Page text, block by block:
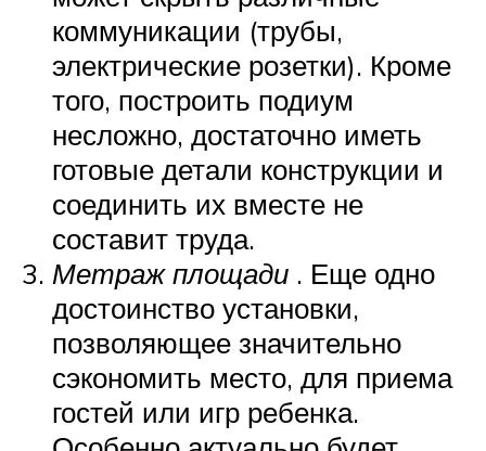
коммуникации (трубы,
электрические розетки). Кроме
того, построить подиум
несложно, достаточно иметь
готовые детали конструкции и
соединить их вместе не
составит труда.
Метраж площади . Еще одно
достоинство установки,
позволяющее значительно
сэкономить место, для приема
гостей или игр ребенка.